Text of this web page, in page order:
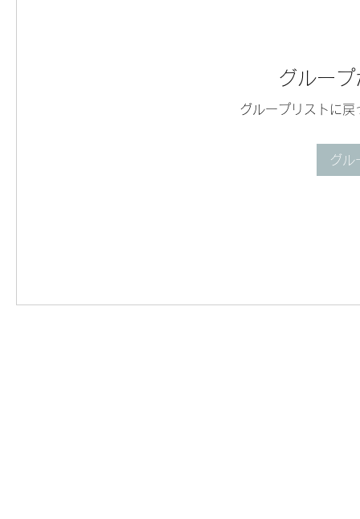
グルー
グループリストに
グル